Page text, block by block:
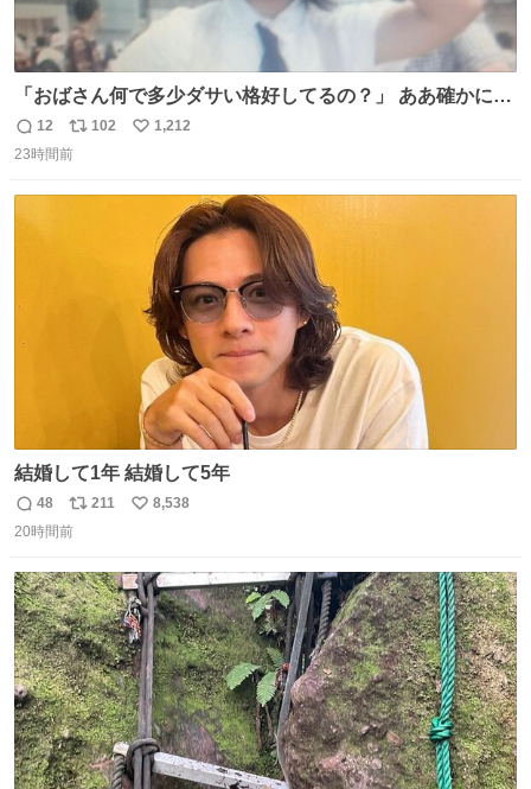
「おばさん何で多少ダサい格好してるの？」 ああ確かに多
少ダサいな。君達が大人になる時にはこんな格好しなくて
済むと良いな
返
信
12
リ
ポ
102
い
1,212
23時間前
結婚して1年 結婚して5年
返
信
48
リ
ポ
ト
数
211
い
数
8,538
20時間前